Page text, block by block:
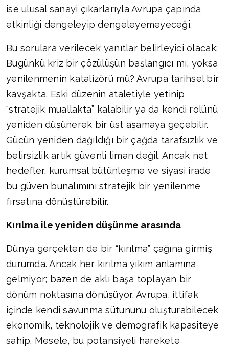
ise ulusal sanayi çıkarlarıyla Avrupa çapında
etkinliği dengeleyip dengeleyemeyeceği.
Bu sorulara verilecek yanıtlar belirleyici olacak:
Bugünkü kriz bir çözülüşün başlangıcı mı, yoksa
yenilenmenin katalizörü mü? Avrupa tarihsel bir
kavşakta. Eski düzenin ataletiyle yetinip
“stratejik muallakta” kalabilir ya da kendi rolünü
yeniden düşünerek bir üst aşamaya geçebilir.
Gücün yeniden dağıldığı bir çağda tarafsızlık ve
belirsizlik artık güvenli liman değil. Ancak net
hedefler, kurumsal bütünleşme ve siyasi irade
bu güven bunalımını stratejik bir yenilenme
fırsatına dönüştürebilir.
Kırılma ile yeniden düşünme arasında
Dünya gerçekten de bir “kırılma” çağına girmiş
durumda. Ancak her kırılma yıkım anlamına
gelmiyor; bazen de aklı başa toplayan bir
dönüm noktasına dönüşüyor. Avrupa, ittifak
içinde kendi savunma sütununu oluşturabilecek
ekonomik, teknolojik ve demografik kapasiteye
sahip. Mesele, bu potansiyeli harekete